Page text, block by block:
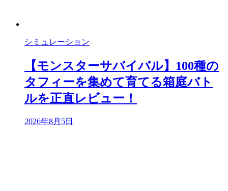
シミュレーション
【モンスターサバイバル】100種の
タフィーを集めて育てる箱庭バト
ルを正直レビュー！
2026年8月5日